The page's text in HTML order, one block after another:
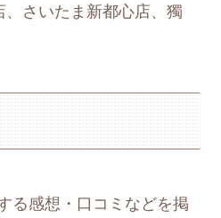
さいたま新都心店、獨
る感想・口コミなどを掲